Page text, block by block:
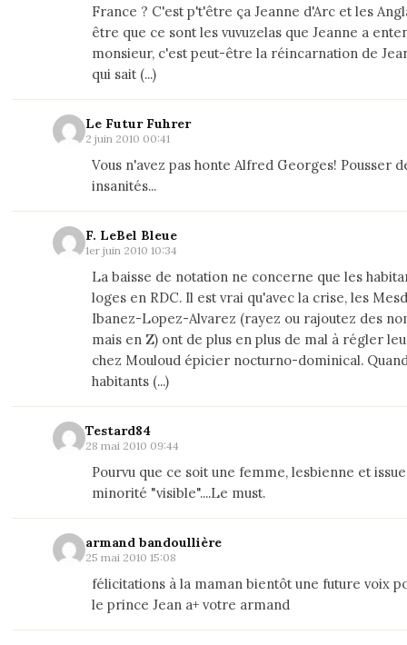
France ? C'est p't'être ça Jeanne d'Arc et les
être que ce sont les vuvuzelas que Jeanne a
monsieur, c'est peut-être la réincarnation de
qui sait (...)
Le Futur Fuhrer
2 juin 2010 00:41
Vous n'avez pas honte Alfred Georges! Pousser
insanités...
F. LeBel Bleue
1er juin 2010 10:34
La baisse de notation ne concerne que les
loges en RDC. Il est vrai qu'avec la crise, les
Ibanez-Lopez-Alvarez (rayez ou rajoutez des
mais en Z) ont de plus en plus de mal à régler
chez Mouloud épicier nocturno-dominical.
habitants (...)
Testard84
28 mai 2010 09:44
Pourvu que ce soit une femme, lesbienne et
minorité "visible"....Le must.
armand bandoullière
25 mai 2010 15:08
félicitations à la maman bientôt une future voix
le prince Jean a+ votre armand